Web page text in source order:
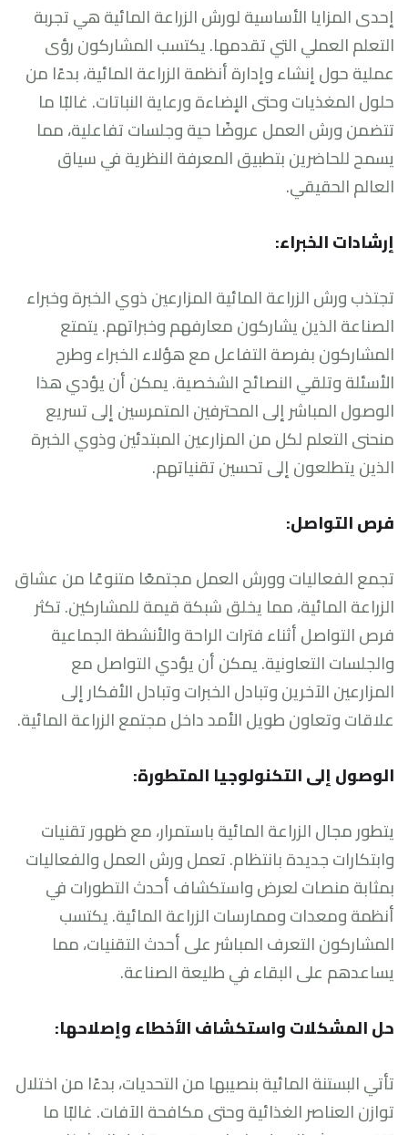
إحدى المزايا الأساسية لورش الزراعة المائية هي تجربة
التعلم العملي التي تقدمها. يكتسب المشاركون رؤى
عملية حول إنشاء وإدارة أنظمة الزراعة المائية، بدءًا من
حلول المغذيات وحتى الإضاءة ورعاية النباتات. غالبًا ما
تتضمن ورش العمل عروضًا حية وجلسات تفاعلية، مما
يسمح للحاضرين بتطبيق المعرفة النظرية في سياق
العالم الحقيقي.
إرشادات الخبراء:
تجتذب ورش الزراعة المائية المزارعين ذوي الخبرة وخبراء
الصناعة الذين يشاركون معارفهم وخبراتهم. يتمتع
المشاركون بفرصة التفاعل مع هؤلاء الخبراء وطرح
الأسئلة وتلقي النصائح الشخصية. يمكن أن يؤدي هذا
الوصول المباشر إلى المحترفين المتمرسين إلى تسريع
منحنى التعلم لكل من المزارعين المبتدئين وذوي الخبرة
الذين يتطلعون إلى تحسين تقنياتهم.
فرص التواصل:
تجمع الفعاليات وورش العمل مجتمعًا متنوعًا من عشاق
الزراعة المائية، مما يخلق شبكة قيمة للمشاركين. تكثر
فرص التواصل أثناء فترات الراحة والأنشطة الجماعية
والجلسات التعاونية. يمكن أن يؤدي التواصل مع
المزارعين الآخرين وتبادل الخبرات وتبادل الأفكار إلى
علاقات وتعاون طويل الأمد داخل مجتمع الزراعة المائية.
الوصول إلى التكنولوجيا المتطورة:
يتطور مجال الزراعة المائية باستمرار، مع ظهور تقنيات
وابتكارات جديدة بانتظام. تعمل ورش العمل والفعاليات
بمثابة منصات لعرض واستكشاف أحدث التطورات في
أنظمة ومعدات وممارسات الزراعة المائية. يكتسب
المشاركون التعرف المباشر على أحدث التقنيات، مما
يساعدهم على البقاء في طليعة الصناعة.
حل المشكلات واستكشاف الأخطاء وإصلاحها:
تأتي البستنة المائية بنصيبها من التحديات، بدءًا من اختلال
توازن العناصر الغذائية وحتى مكافحة الآفات. غالبًا ما